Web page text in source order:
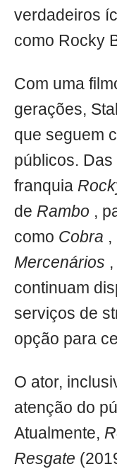
verdadeiros
como Rocky
Com uma
gerações,
que seguem
públicos.
franquia
de Rambo ,
como Cobra ,
Mercenários
continuam
serviços de
opção para
O ator,
atenção do
Atualmente,
Resgate